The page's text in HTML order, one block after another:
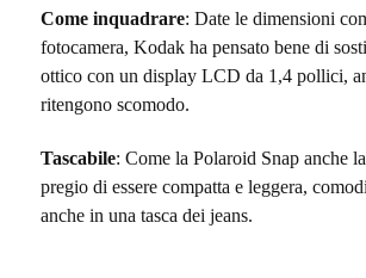
Come inquadrare: Date le dimensioni
fotocamera, Kodak ha pensato bene di
ottico con un display LCD da 1,4 pollici,
ritengono scomodo.
Tascabile: Come la Polaroid Snap anche
pregio di essere compatta e leggera,
anche in una tasca dei jeans.